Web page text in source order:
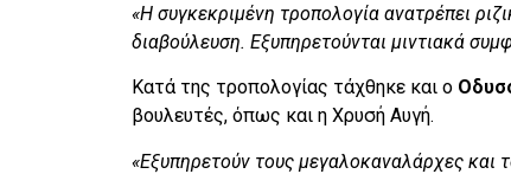
«Η συγκεκριμένη τροπολογία ανατρέπει
διαβούλευση. Εξυπηρετούνται μιντιακά
Κατά της τροπολογίας τάχθηκε και ο
βουλευτές, όπως και η Χρυσή Αυγή.
«Εξυπηρετούν τους μεγαλοκαναλάρχες και